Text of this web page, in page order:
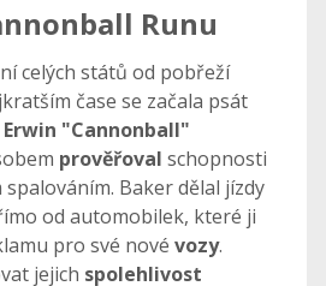
Runu
celých států od pobřeží
čase se začala psát
Erwin "Cannonball"
prověřoval schopnosti
Baker dělal jízdy
od automobilek, které ji
pro své nové vozy.
jejich spolehlivost